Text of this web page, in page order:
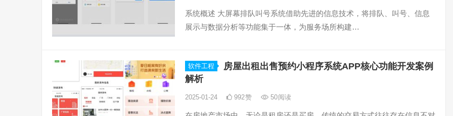
系统概述 大屏幕排队叫号系统借助先进的信息技术，将排队、叫号、信息
展示与数据分析等功能集于一体，为服务场所构建…
软件工程
房屋出租出售预约小程序系统APP核心功能开发案例
解析
2025-01-24 992赞 50阅读